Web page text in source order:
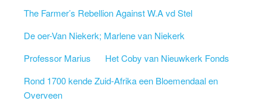
The Farmer’s Rebellion Against W.A vd Stel
De oer-Van Niekerk; Marlene van Niekerk
Professor Marius
Het Coby van Nieuwkerk Fonds
Rond 1700 kende Zuid-Afrika een Bloemendaal en
Overveen